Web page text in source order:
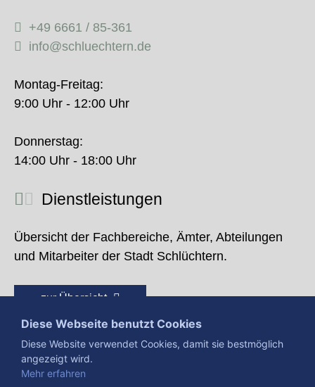
+49 6661 / 85-361
info@schluechtern.de
Montag-Freitag:
9:00 Uhr - 12:00 Uhr
Donnerstag:
14:00 Uhr - 18:00 Uhr
Dienstleistungen
Übersicht der Fachbereiche, Ämter, Abteilungen
und Mitarbeiter der Stadt Schlüchtern.
zur Übersicht
Diese Webseite benutzt Cookies
Diese Website verwendet Cookies, damit sie bestmöglich
angezeigt wird.
Mehr erfahren